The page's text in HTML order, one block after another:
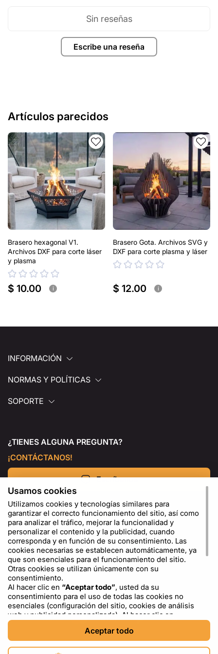
Escribe una reseña
Sin reseñas
Artículos parecidos
Brasero hexagonal V1.
Archivos DXF para corte láser
y plasma
$ 10.00 i
Brasero Gota. Archivos SVG y
DXF para corte plasma y láser
$ 12.00 i
INFORMACIÓN
NORMAS Y POLÍTICAS
SOPORTE
¿TIENES ALGUNA PREGUNTA?
¡CONTÁCTANOS!
Escríbenos
ES USD - US Dollar ($)
Usamos cookies
Utilizamos cookies y tecnologías similares para
garantizar el correcto funcionamiento del sitio, así como
para analizar el tráfico, mejorar la funcionalidad y
personalizar el contenido y la publicidad, cuando
corresponda y en función de su consentimiento. Las
cookies necesarias se establecen automáticamente, ya
que son esenciales para el funcionamiento del sitio.
Otras cookies se utilizan únicamente con su
consentimiento.
Al hacer clic en “Aceptar todo”, usted da su
consentimiento para el uso de todas las cookies no
esenciales (configuración del sitio, cookies de análisis
web y publicidad personalizada). Al hacer clic en
“Rechazar todo”
las cookies necesarias. Al hacer clic en
de cookies”, puede elegir qué categorías de cookies
permitir o bloquear. Puede cambiar o retirar su
Aceptar todo